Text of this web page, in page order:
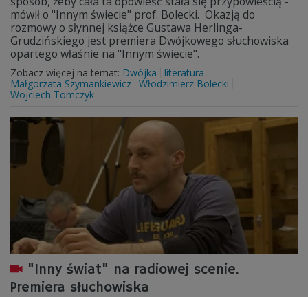
mówił o "Innym świecie" prof. Bolecki. Okazją do
rozmowy o słynnej książce Gustawa Herlinga-
Grudzińskiego jest premiera Dwójkowego słuchowiska
opartego właśnie na "Innym świecie".
Zobacz więcej na temat: Dwójka
literatura
Małgorzata Szymankiewicz Włodzimierz Bolecki
Wojciech Tomczyk
"Inny świat" na radiowej scenie.
Premiera słuchowiska